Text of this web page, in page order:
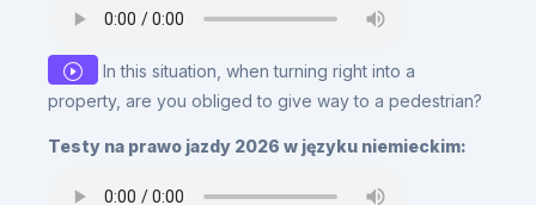
In this situation, when turning right into a
property, are you obliged to give way to a pedestrian?
Testy na prawo jazdy 2026 w języku niemieckim: